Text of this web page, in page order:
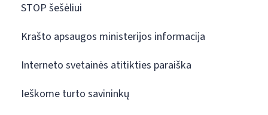
STOP šešėliui
Krašto apsaugos ministerijos informacija
Interneto svetainės atitikties paraiška
Ieškome turto savininkų